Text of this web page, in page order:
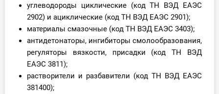
Тестирование для
бухгалтера
углеводороды циклические (код ТН ВЭД ЕАЭС
2902) и ациклические (код ТН ВЭД ЕАЭС 2901);
материалы смазочные (код ТН ВЭД ЕАЭС 3403);
антидетонаторы, ингибиторы смолообразования,
регуляторы вязкости, присадки (код ТН ВЭД
ЕАЭС 3811);
растворители и разбавители (код ТН ВЭД ЕАЭС
381400);